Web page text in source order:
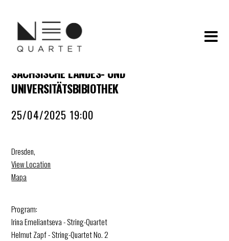
SÄCHSISCHE LANDES- UND
UNIVERSITÄTSBIBIOTHEK
25/04/2025 19:00
Dresden,
View Location
Mapa
Program:
Irina Emeliantseva - String-Quartet
Helmut Zapf - String-Quartet No. 2